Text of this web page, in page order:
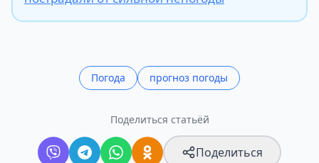
Погода прогноз погоды
Поделиться статьёй
Поделиться